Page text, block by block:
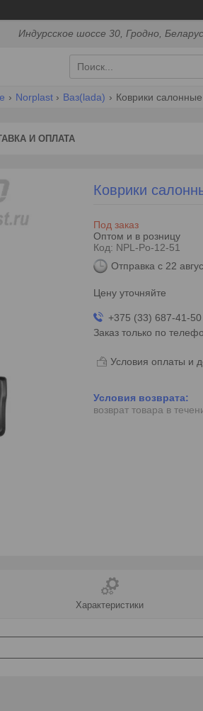
Индурсское шоссе 30, Гродно,
Norplast Ваз(lada) Коврики
И ОПЛАТА
Коврики
Под заказ
Оптом и в розницу
Код: NPL-Po-12-51
Отправка с 22
Цену уточняйте
+375 (33) 687-41-50
Заказ только по
Условия оплаты и
возврат товара в
Характеристики